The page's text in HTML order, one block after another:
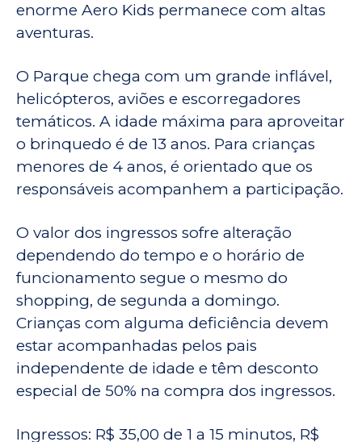
enorme Aero Kids permanece com altas
aventuras.
O Parque chega com um grande inflável,
helicópteros, aviões e escorregadores
temáticos. A idade máxima para aproveitar
o brinquedo é de 13 anos. Para crianças
menores de 4 anos, é orientado que os
responsáveis acompanhem a participação.
O valor dos ingressos sofre alteração
dependendo do tempo e o horário de
funcionamento segue o mesmo do
shopping, de segunda a domingo.
Crianças com alguma deficiência devem
estar acompanhadas pelos pais
independente de idade e têm desconto
especial de 50% na compra dos ingressos.‌
Ingressos: R$ 35,00 de 1 a 15 minutos, R$